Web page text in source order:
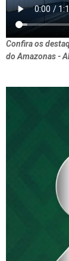
Confira os
do Amazonas -